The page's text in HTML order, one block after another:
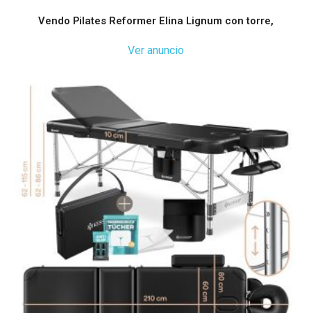
Vendo Pilates Reformer Elina Lignum con torre,
Ver anuncio